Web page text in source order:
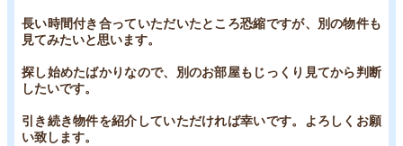
長い時間付き合っていただいたところ恐縮ですが、別の物件も
見てみたいと思います。
探し始めたばかりなので、別のお部屋もじっくり見てから判断
したいです。
引き続き物件を紹介していただければ幸いです。よろしくお願
い致します。